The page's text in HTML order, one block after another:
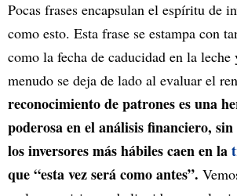
Pocas frases encapsulan el espíritu de
como esto. Esta frase se estampa con
como la fecha de caducidad en la
menudo se deja de lado al evaluar el
reconocimiento de patrones es una
poderosa en el análisis financiero,
los inversores más hábiles caen en la
que “esta vez será como antes”.